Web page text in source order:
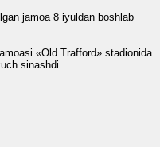
jamoa 8 iyuldan boshlab
«Old Trafford» stadionida
sinashdi.